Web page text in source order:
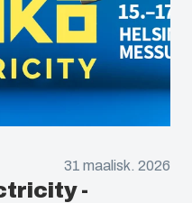
31 maalisk. 2026
-